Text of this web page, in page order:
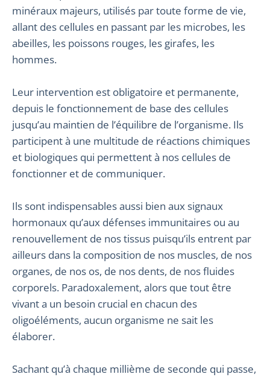
minéraux majeurs, utilisés par toute forme de vie,
allant des cellules en passant par les microbes, les
abeilles, les poissons rouges, les girafes, les
hommes.
Leur intervention est obligatoire et permanente,
depuis le fonctionnement de base des cellules
jusqu’au maintien de l’équilibre de l’organisme. Ils
participent à une multitude de réactions chimiques
et biologiques qui permettent à nos cellules de
fonctionner et de communiquer.
Ils sont indispensables aussi bien aux signaux
hormonaux qu’aux défenses immunitaires ou au
renouvellement de nos tissus puisqu’ils entrent par
ailleurs dans la composition de nos muscles, de nos
organes, de nos os, de nos dents, de nos fluides
corporels. Paradoxalement, alors que tout être
vivant a un besoin crucial en chacun des
oligoéléments, aucun organisme ne sait les
élaborer.
Sachant qu’à chaque millième de seconde qui passe,